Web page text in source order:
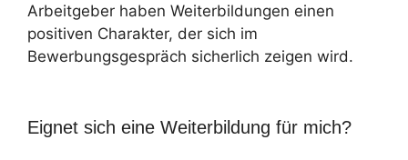
Arbeitgeber haben Weiterbildungen einen
positiven Charakter, der sich im
Bewerbungsgespräch sicherlich zeigen wird.
Eignet sich eine Weiterbildung für mich?